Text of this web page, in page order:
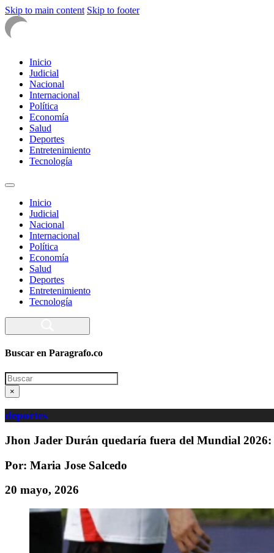
Skip to main content Skip to footer
Inicio
Judicial
Nacional
Internacional
Política
Economía
Salud
Deportes
Entretenimiento
Tecnología
Inicio
Judicial
Nacional
Internacional
Política
Economía
Salud
Deportes
Entretenimiento
Tecnología
Buscar en Paragrafo.co
Search
×
deportes
Jhon Jader Durán quedaría fuera del Mundial 2026:
Por: Maria Jose Salcedo
20 mayo, 2026